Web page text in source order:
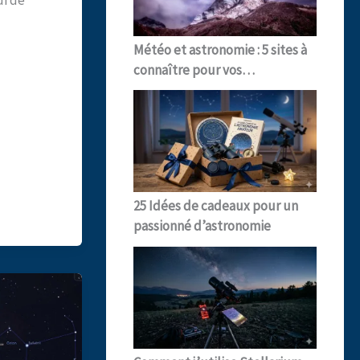
Météo et astronomie : 5 sites à
connaître pour vos…
25 Idées de cadeaux pour un
passionné d’astronomie